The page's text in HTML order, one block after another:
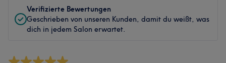
Verifizierte Bewertungen
Geschrieben von unseren Kunden, damit du weißt, was
dich in jedem Salon erwartet.